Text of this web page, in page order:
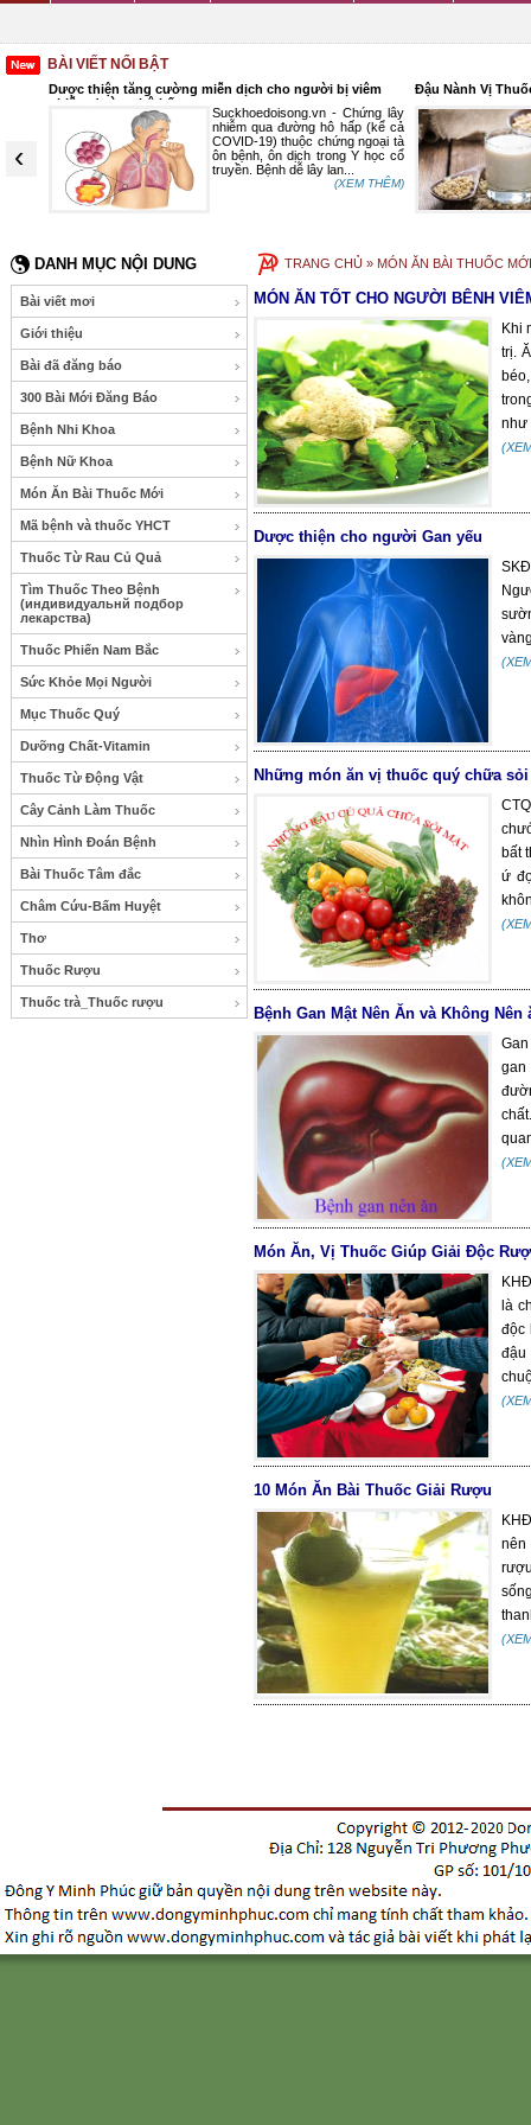
BÀI VIẾT NỔI BẬT
‹
tỳ,
Dược thiện tăng cường miễn dịch cho người bị viêm
nhiễm đường hô hấp
Suckhoedoisong.vn - Chứng lây
nhiễm qua đường hô hấp (kể cả
COVID-19) thuộc chứng ngoại tà
ôn bệnh, ôn dịch trong Y học cổ
truyền. Bệnh dễ lây lan...
(XEM THÊM)
Đậu Nành Vị
DANH MỤC NỘI DUNG
Bài viết mơi
Giới thiệu
Bài đã đăng báo
300 Bài Mới Đăng Báo
Bệnh Nhi Khoa
Bệnh Nữ Khoa
Món Ăn Bài Thuốc Mới
Mã bệnh và thuốc YHCT
Thuốc Từ Rau Củ Quả
Tìm Thuốc Theo Bệnh
(индивидуальнй подбор
лекарства)
Thuốc Phiến Nam Bắc
Sức Khỏe Mọi Người
Mục Thuốc Quý
Dưỡng Chất-Vitamin
Thuốc Từ Động Vật
Cây Cảnh Làm Thuốc
Nhìn Hình Đoán Bệnh
Bài Thuốc Tâm đắc
Châm Cứu-Bấm Huyệt
Thơ
Thuốc Rượu
Thuốc trà_Thuốc rượu
TRANG CHỦ » MÓN ĂN BÀI THUỐC
MÓN ĂN TỐT CHO NGƯỜI BÊNH
Khi
trị.
như
Dược thiện cho người Gan yếu
Những món ăn vị thuốc quý chữa
bất
ứ
Bệnh Gan Mật Nên Ăn và Không Nên
gan
Món Ăn, Vị Thuốc Giúp Giải Độc
là
độc
đậu
10 Món Ăn Bài Thuốc Giải Rượu